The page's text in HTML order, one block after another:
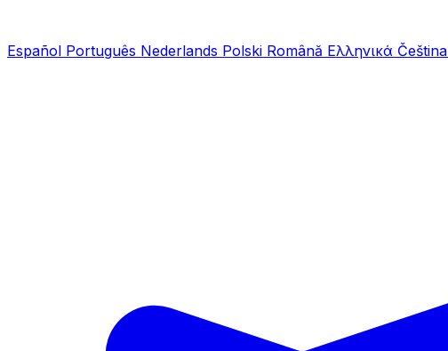
Español Português Nederlands Polski Română Ελληνικά Čeština